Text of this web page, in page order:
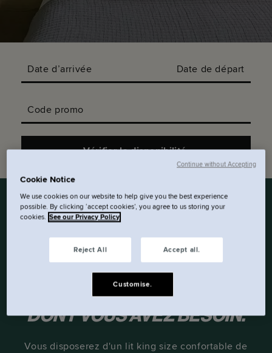
Date d’arrivée Date de départ
Code promo
Vérifier la disponibilité.
UNE ESCAPADE URBAINE
EN SOLO ? NOS
STUDIOS MICRO
MINIMALISTES DE 19 M²
DISPOSENT DE TOUT CE
DONT VOUS AVEZ BESOIN.
Vous disposerez d'un lit king size confortable de
Cookie Notice
We use cookies on our website to help give you the best experience
possible. By clicking ‘accept cookies’, you agree to us storing your
cookies. See our Privacy Policy
Reject All Accept all.
Customise.
Continue without Accepting